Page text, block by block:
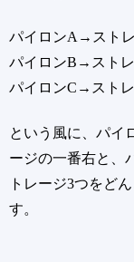
パイロンA→スト
パイロンB→スト
パイロンC→スト
という風に、パイ
ージの一番右と、
トレージ3つをど
す。